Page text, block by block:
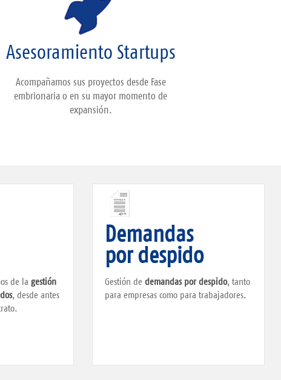
Asesoramiento Startups
Acompañamos sus proyectos desde Fase
embrionaria o en su mayor momento de
expansión.
de lagestión
, desde antes
Demandas
por despido
Gestión dedemandas por despido, tanto
para empresas como para trabajadores.